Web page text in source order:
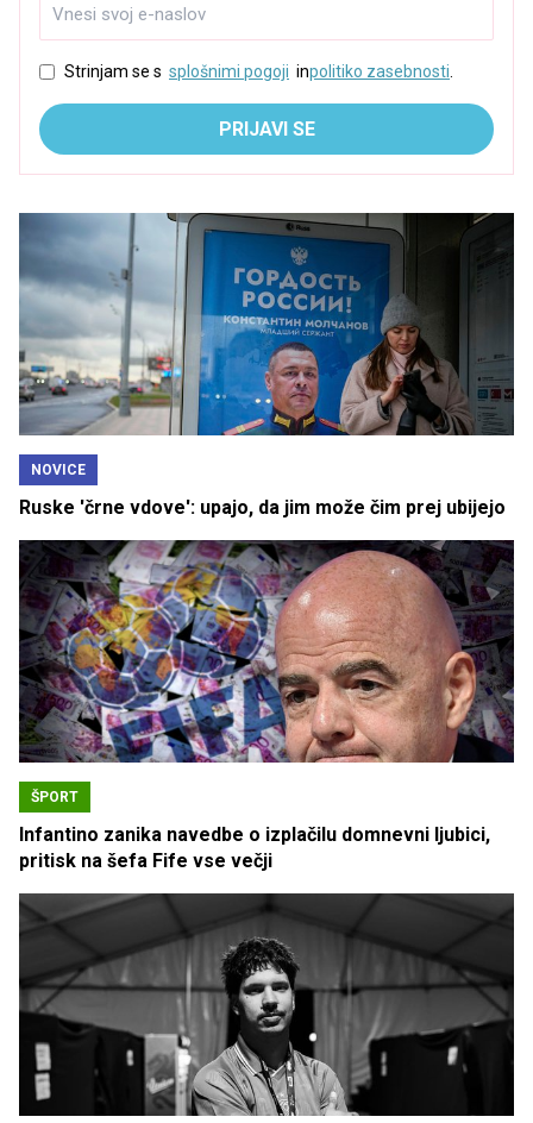
Strinjam se s splošnimi pogoji inpolitiko zasebnosti
PRIJAVI SE
NOVICE
Ruske 'črne vdove': upajo, da jim može čim prej ubijejo
ŠPORT
Infantino zanika navedbe o izplačilu domnevni ljubici,
pritisk na šefa Fife vse večji